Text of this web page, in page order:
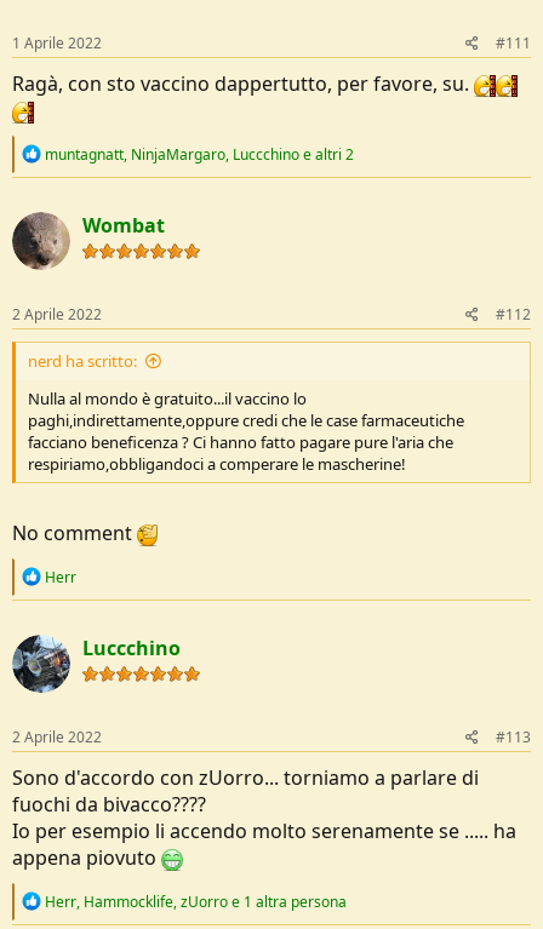
1 Aprile 2022 #111
Ragà, con sto vaccino dappertutto, per favore, su.
R
c
t
i
o
s
:
muntagnatt, NinjaMargaro, Luccchinoe altri 2
Wombat
2 Aprile 2022 #112
nerd ha scritto:
Nulla al mondo è gratuito...il vaccino lo
paghi,indirettamente,oppure credi che le case farmaceutiche
facciano beneficenza ? Ci hanno fatto pagare pure l'aria che
respiriamo,obbligandoci a comperare le mascherine!
No comment
R
c
t
i
o
s
:
Herr
Luccchino
2 Aprile 2022 #113
Sono d'accordo con zUorro... torniamo a parlare di
fuochi da bivacco????
Io per esempio li accendo molto serenamente se ..... ha
appena piovuto
R
Herr, Hammocklife,zUorroe 1 altra persona